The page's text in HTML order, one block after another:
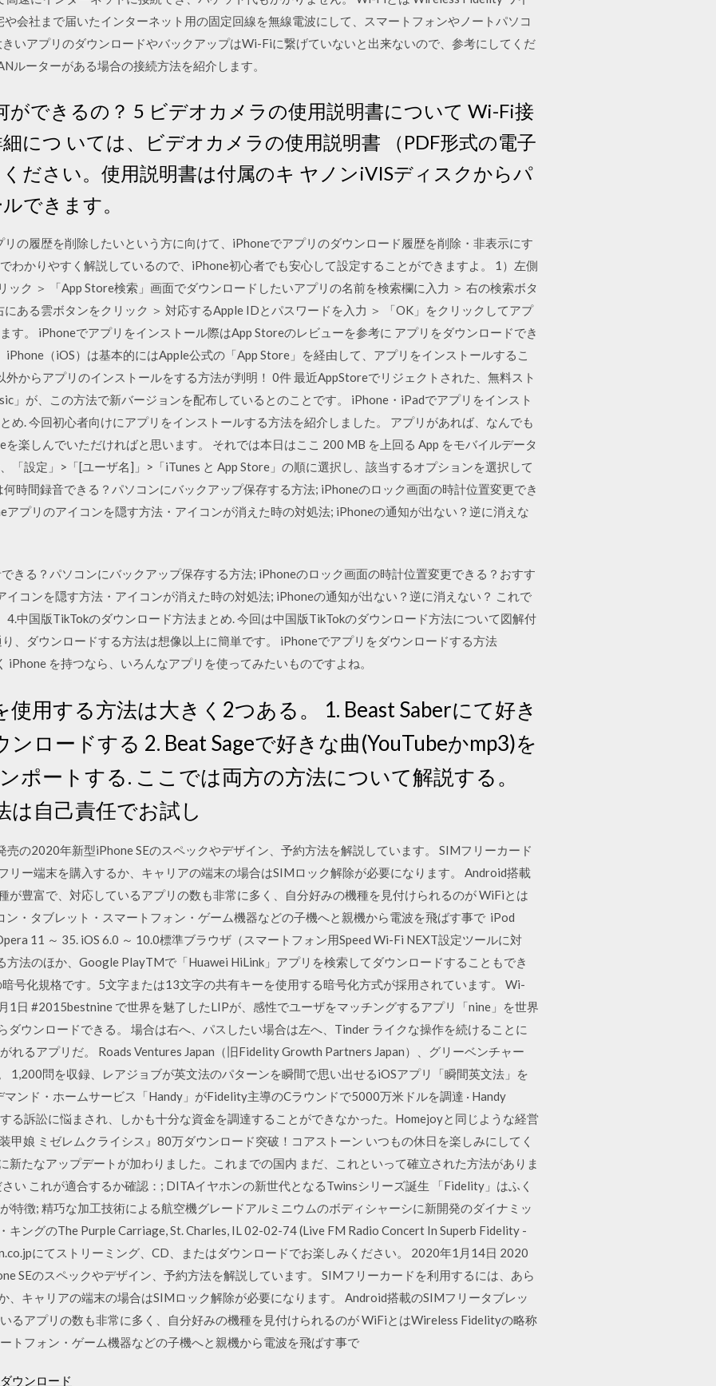
会社まで届いたインターネット用の固定回線を無線電波にして、スマートフォンやノートパソコ
いアプリのダウンロードやバックアップはWi-Fiに繋げていないと出来ないので、参考にしてくだ
ルーターがある場合の接続方法を紹介します。
できるの？ 5 ビデオカメラの使用説明書について Wi-Fi接
につ いては、ビデオカメラの使用説明書 （PDF形式の電子
ださい。使用説明書は付属のキ ヤノンiVISディスクからパ
できます。
の履歴を削除したいという方に向けて、iPhoneでアプリのダウンロード履歴を削除・非表示にす
わかりやすく解説しているので、iPhone初心者でも安心して設定することができますよ。 1）左側
ック ＞ 「App Store検索」画面でダウンロードしたいアプリの名前を検索欄に入力 ＞ 右の検索ボタ
ある雲ボタンをクリック ＞ 対応するApple IDとパスワードを入力 ＞ 「OK」をクリックしてアプ
す。 iPhoneでアプリをインストール際はApp Storeのレビューを参考に アプリをダウンロードでき
（iOS）は基本的にはApple公式の「App Store」を経由して、アプリをインストールするこ
外からアプリのインストールをする方法が判明！ 0件 最近AppStoreでリジェクトされた、無料スト
」が、この方法で新バージョンを配布しているとのことです。 iPhone・iPadでアプリをインスト
め. 今回初心者向けにアプリをインストールする方法を紹介しました。 アプリがあれば、なんでも
を楽しんでいただければと思います。 それでは本日はここ 200 MB を上回る App をモバイルデータ
「設定」>「[ユーザ名]」>「iTunes と App Store」の順に選択し、該当するオプションを選択して
時間録音できる？パソコンにバックアップ保存する方法; iPhoneのロック画面の時計位置変更でき
アプリのアイコンを隠す方法・アイコンが消えた時の対処法; iPhoneの通知が出ない？逆に消えな
きる？パソコンにバックアップ保存する方法; iPhoneのロック画面の時計位置変更できる？おすす
イコンを隠す方法・アイコンが消えた時の対処法; iPhoneの通知が出ない？逆に消えない？ これで
4.中国版TikTokのダウンロード方法まとめ. 今回は中国版TikTokのダウンロード方法について図解付
、ダウンロードする方法は想像以上に簡単です。 iPhoneでアプリをダウンロードする方法
を持つなら、いろんなアプリを使ってみたいものですよね。
用する方法は大きく2つある。 1. Beast Saberにて好き
ロードする 2. Beat Sageで好きな曲(YouTubeかmp3)を
ポートする. ここでは両方の方法について解説する。
は自己責任でお試し
の2020年新型iPhone SEのスペックやデザイン、予約方法を解説しています。 SIMフリーカード
リー端末を購入するか、キャリアの端末の場合はSIMロック解除が必要になります。 Android搭載
が豊富で、対応しているアプリの数も非常に多く、自分好みの機種を見付けられるのが WiFiとは
・タブレット・スマートフォン・ゲーム機器などの子機へと親機から電波を飛ばす事で iPod
11 ～ 35. iOS 6.0 ～ 10.0標準ブラウザ（スマートフォン用Speed Wi-Fi NEXT設定ツールに対
方法のほか、Google PlayTMで「Huawei HiLink」アプリを検索してダウンロードすることもでき
号化規格です。5文字または13文字の共有キーを使用する暗号化方式が採用されています。 Wi-
1日 #2015bestnine で世界を魅了したLIPが、感性でユーザをマッチングするアプリ「nine」を世界
ダウンロードできる。 場合は右へ、パスしたい場合は左へ、Tinder ライクな操作を続けることに
れるアプリだ。 Roads Ventures Japan（旧Fidelity Growth Partners Japan）、グリーベンチャー
1,200問を収録、レアジョブが英文法のパターンを瞬間で思い出せるiOSアプリ「瞬間英文法」を
ンド・ホームサービス「Handy」がFidelity主導のCラウンドで5000万米ドルを調達 · Handy
る訴訟に悩まされ、しかも十分な資金を調達することができなかった。Homejoyと同じような経営
甲娘 ミゼレムクライシス』80万ダウンロード突破！コアストーン いつもの休日を楽しみにしてく
新たなアップデートが加わりました。これまでの国内 まだ、これといって確立された方法がありま
い これが適合するか確認：; DITAイヤホンの新世代となるTwinsシリーズ誕生 「Fidelity」はふく
特徴; 精巧な加工技術による航空機グレードアルミニウムのボディシャーシに新開発のダイナミッ
キングのThe Purple Carriage, St. Charles, IL 02-02-74 (Live FM Radio Concert In Superb Fidelity -
にてストリーミング、CD、またはダウンロードでお楽しみください。 2020年1月14日 2020
SEのスペックやデザイン、予約方法を解説しています。 SIMフリーカードを利用するには、あら
、キャリアの端末の場合はSIMロック解除が必要になります。 Android搭載のSIMフリータブレッ
るアプリの数も非常に多く、自分好みの機種を見付けられるのが WiFiとはWireless Fidelityの略称
トフォン・ゲーム機器などの子機へと親機から電波を飛ばす事で
ウンロード